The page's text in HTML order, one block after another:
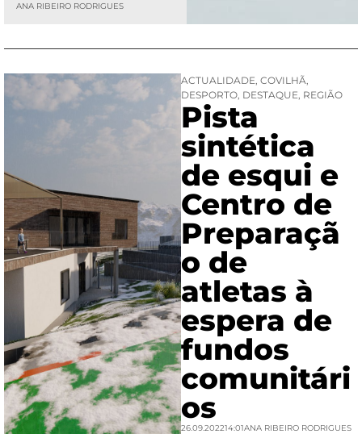
ANA RIBEIRO RODRIGUES
ACTUALIDADE, COVILHÃ,
DESPORTO, DESTAQUE, REGIÃO
Pista
sintética
de esqui e
Centro de
Preparaçã
o de
atletas à
espera de
fundos
comunitári
os
26.09.202214:01ANA RIBEIRO RODRIGUES